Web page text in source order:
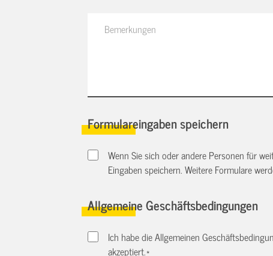
Formulareingaben speichern
Wenn Sie sich oder andere Personen für
Eingaben speichern. Weitere Formulare
Allgemeine Geschäftsbedingungen
Ich habe die Allgemeinen
akzeptiert.*